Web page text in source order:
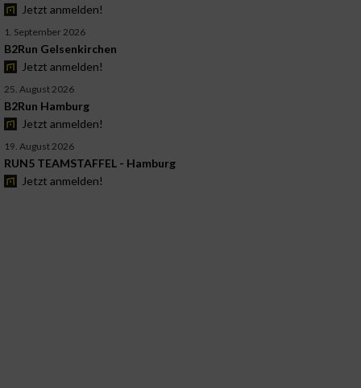
Jetzt anmelden!
1. September 2026
B2Run Gelsenkirchen
Jetzt anmelden!
25. August 2026
B2Run Hamburg
Jetzt anmelden!
19. August 2026
RUN5 TEAMSTAFFEL - Hamburg
Jetzt anmelden!